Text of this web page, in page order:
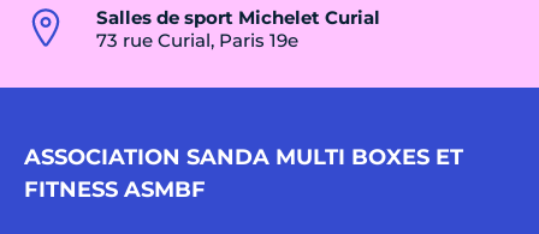
Salles de sport Michelet Curial
73 rue Curial, Paris 19e
ASSOCIATION SANDA MULTI BOXES ET
FITNESS ASMBF